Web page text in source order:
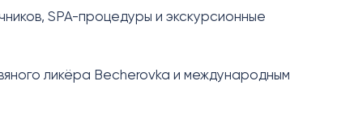
SPA-процедуры и экскурсионные
ликёра Becherovka и международным